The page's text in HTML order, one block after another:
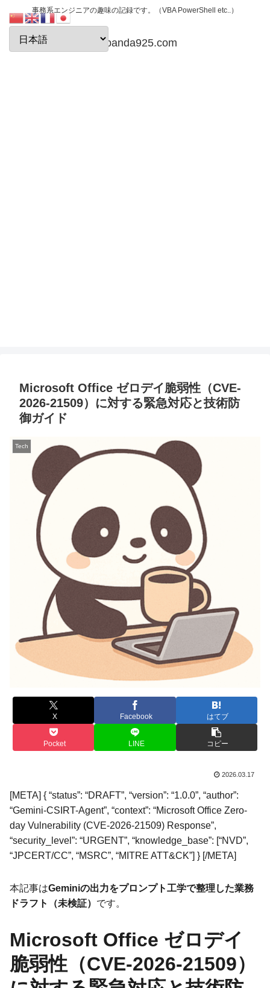
事務系エンジニアの趣味の記録です。（VBA PowerShell etc..）
papanda925.com
Microsoft Office ゼロデイ脆弱性（CVE-
2026-21509）に対する緊急対応と技術防
御ガイド
Tech
X Facebook はてブ
Pocket LINE コピー
2026.03.17
[META] { “status”: “DRAFT”, “version”: “1.0.0”, “author”:
“Gemini-CSIRT-Agent”, “context”: “Microsoft Office Zero-
day Vulnerability (CVE-2026-21509) Response”,
“security_level”: “URGENT”, “knowledge_base”: [“NVD”,
“JPCERT/CC”, “MSRC”, “MITRE ATT&CK”] } [/META]
本記事はGeminiの出力をプロンプト工学で整理した業務
ドラフト（未検証） です。
Microsoft Office ゼロデイ
脆弱性（CVE-2026-21509）